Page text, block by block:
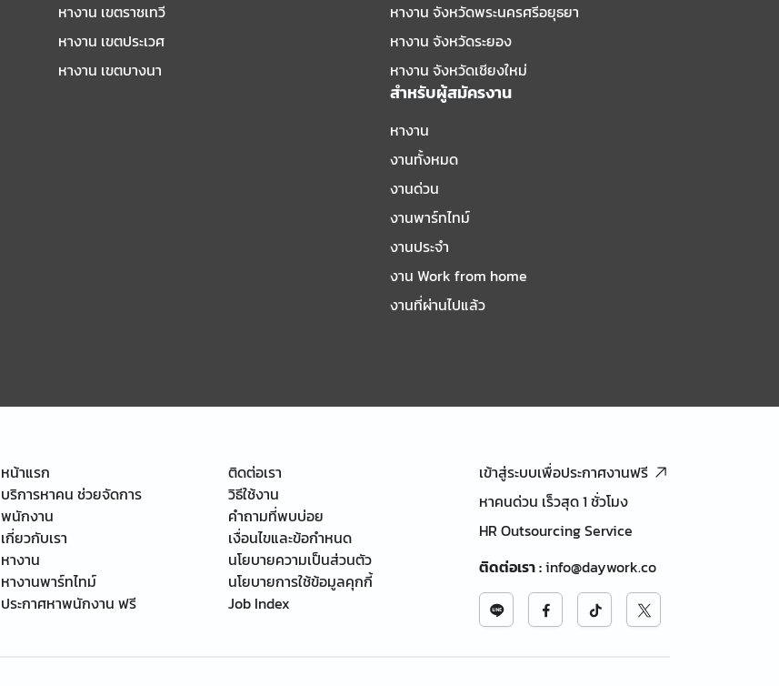
หางาน เขตราชเทวี
หางาน เขตประเวศ
หางาน เขตบางนา
หางาน จังหวัดพระนครศรีอยุธยา
หางาน จังหวัดระยอง
หางาน จังหวัดเชียงใหม่
สำหรับผู้สมัครงาน
หางาน
งานทั้งหมด
งานด่วน
งานพาร์ทไทม์
งานประจำ
งาน Work from home
งานที่ผ่านไปแล้ว
หน้าแรก
บริการหาคน ช่วยจัดการ
พนักงาน
เกี่ยวกับเรา
หางาน
หางานพาร์ทไทม์
ประกาศหาพนักงาน ฟรี
ติดต่อเรา
วิธีใช้งาน
คำถามที่พบบ่อย
เงื่อนไขและข้อกำหนด
นโยบายความเป็นส่วนตัว
นโยบายการใช้ข้อมูลคุกกี้
Job Index
เข้าสู่ระบบเพื่อประกาศงานฟรี
หาคนด่วน เร็วสุด 1 ชั่วโมง
HR Outsourcing Service
ติดต่อเรา:info@daywork.co